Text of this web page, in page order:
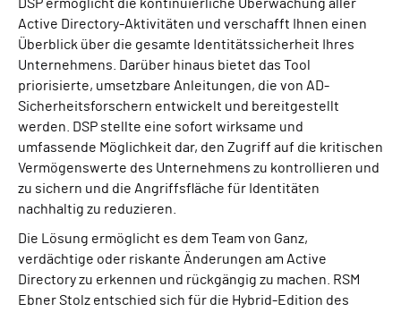
DSP ermöglicht die kontinuierliche Überwachung aller
Active Directory-Aktivitäten und verschafft Ihnen einen
Überblick über die gesamte Identitätssicherheit Ihres
Unternehmens. Darüber hinaus bietet das Tool
priorisierte, umsetzbare Anleitungen, die von AD-
Sicherheitsforschern entwickelt und bereitgestellt
werden. DSP stellte eine sofort wirksame und
umfassende Möglichkeit dar, den Zugriff auf die kritischen
Vermögenswerte des Unternehmens zu kontrollieren und
zu sichern und die Angriffsfläche für Identitäten
nachhaltig zu reduzieren.
Die Lösung ermöglicht es dem Team von Ganz,
verdächtige oder riskante Änderungen am Active
Directory zu erkennen und rückgängig zu machen. RSM
Ebner Stolz entschied sich für die Hybrid-Edition des